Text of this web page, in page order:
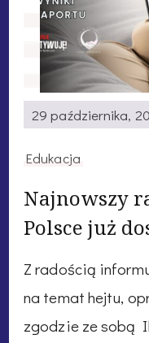
29 października,
Edukacja
Najnowszy
Polsce już
Z radością
na temat hejtu,
zgodzie ze sobą